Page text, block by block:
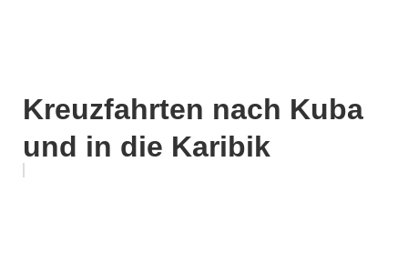
Kreuzfahrten nach Kuba
und in die Karibik